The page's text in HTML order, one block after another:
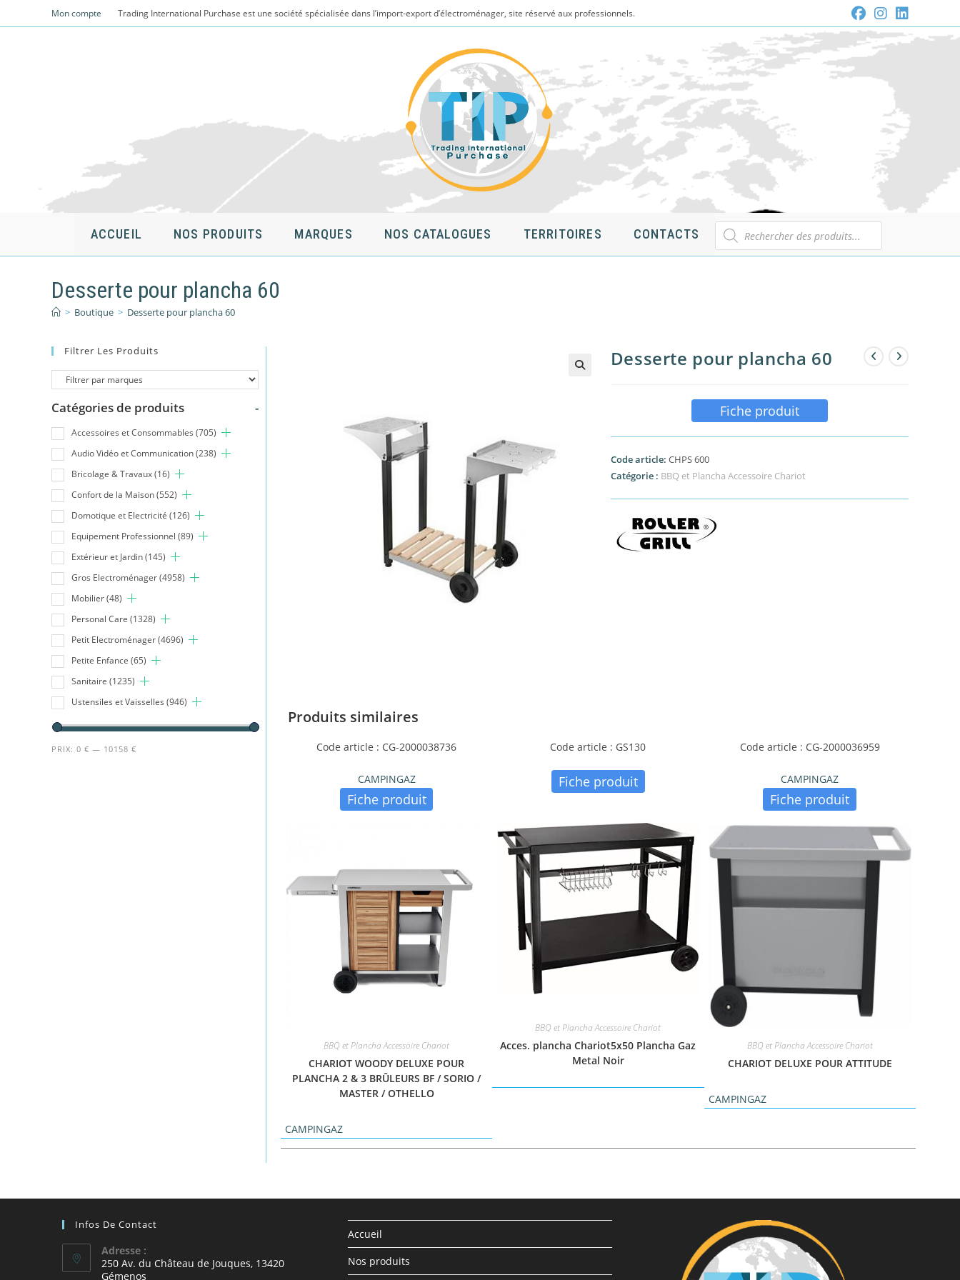
to
Mon compte Trading International Purchase est une société spécialisée dans l’import-export d’électroménager, site réservé aux professionnels.
ACCUEIL NOS PRODUITS MARQUES NOS CATALOGUES TERRITOIRES CONTACTS
Recherche
de
produits
Desserte pour plancha 60
> Boutique > Desserte pour plancha 60
Desserte pour plancha 60
Fiche produit
Code article: CHPS 600
Catégorie : BBQ et Plancha Accessoire Chariot
Produits similaires
Code article : CG-2000038736
CAMPINGAZ
Fiche produit
BBQ et Plancha Accessoire Chariot
CHARIOT WOODY DELUXE POUR
PLANCHA 2 & 3 BRÛLEURS BF / SORIO /
MASTER / OTHELLO
CAMPINGAZ
Code article : GS130
Fiche produit
BBQ et Plancha Accessoire Chariot
Acces. plancha Chariot5x50 Plancha Gaz
Metal Noir
Code article : CG-2000036959
CAMPINGAZ
Fiche produit
BBQ et Plancha Accessoire Chariot
CHARIOT DELUXE POUR ATTITUDE
CAMPINGAZ
Filtrer Les Produits
Catégories de produits -
Accessoires et Consommables (705)
Audio Vidéo et Communication(238)
Bricolage & Travaux(16)
Confort de la Maison(552)
Domotique et Electricité (126)
Equipement Professionnel (89)
Extérieur et Jardin(145)
Gros Electroménager(4958)
Mobilier(48)
Personal Care (1328)
Petit Electroménager(4696)
Petite Enfance (65)
Sanitaire (1235)
Ustensiles et Vaisselles (946)
PRIX: 0 € — 10158 €
Infos De Contact
Adresse :
250 Av. du Château de Jouques, 13420
Gémenos
Accueil
Nos produits